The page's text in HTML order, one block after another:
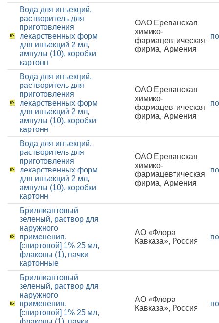
Вода для инъекций,
растворитель для
приготовления
лекарственных форм
для инъекций 2 мл,
ампулы (10), коробки
картонн
ОАО Ереванская
химико-
фармацевтическая
фирма, Армения
Вода для инъекций,
растворитель для
приготовления
лекарственных форм
для инъекций 2 мл,
ампулы (10), коробки
картонн
ОАО Ереванская
химико-
фармацевтическая
фирма, Армения
Вода для инъекций,
растворитель для
приготовления
лекарственных форм
для инъекций 2 мл,
ампулы (10), коробки
картонн
ОАО Ереванская
химико-
фармацевтическая
фирма, Армения
Бриллиантовый
зеленый, раствор для
наружного
применения,
[спиртовой] 1% 25 мл,
флаконы (1), пачки
картонные
АО «Флора
Кавказа», Россия
Бриллиантовый
зеленый, раствор для
наружного
применения,
[спиртовой] 1% 25 мл,
флаконы (1), пачки
АО «Флора
Кавказа», Россия